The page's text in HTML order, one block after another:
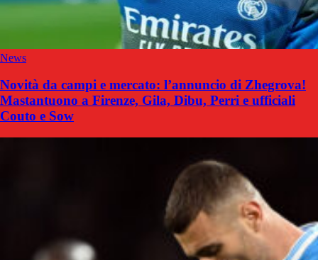
News
Novità da campi e mercato: l’annuncio di Zhegrova!
Mastantuono a Firenze, Gila, Dibu, Perri e ufficiali
Couto e Sow